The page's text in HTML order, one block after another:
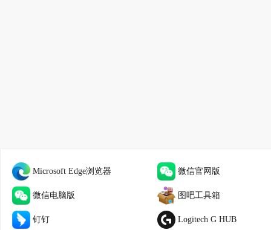
Microsoft Edge浏览器 微信官网版
微信电脑版 图吧工具箱
钉钉 Logitech G HUB